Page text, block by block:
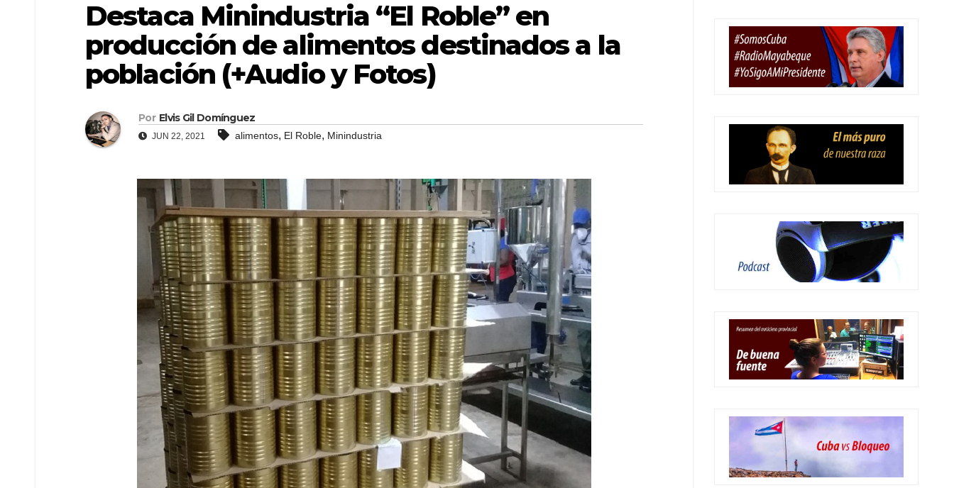
Destaca Minindustria “El Roble” en
producción de alimentos destinados a la
población (+Audio y Fotos)
Por Elvis Gil Domínguez
JUN 22, 2021 alimentos, El Roble, Minindustria